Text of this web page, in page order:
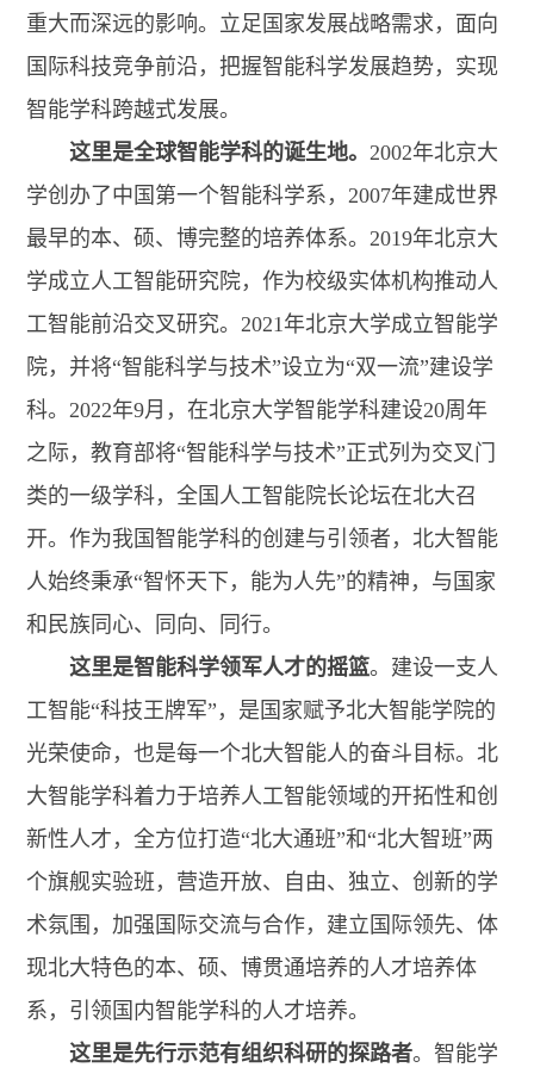
重大而深远的影响。立足国家发展战略需求，面向
国际科技竞争前沿，把握智能科学发展趋势，实现
智能学科跨越式发展。
这里是全球智能学科的诞生地。 2002年北京大
学创办了中国第一个智能科学系，2007年建成世界
最早的本、硕、博完整的培养体系。2019年北京大
学成立人工智能研究院，作为校级实体机构推动人
工智能前沿交叉研究。2021年北京大学成立智能学
院，并将“智能科学与技术”设立为“双一流”建设学
科。2022年9月，在北京大学智能学科建设20周年
之际，教育部将“智能科学与技术”正式列为交叉门
类的一级学科，全国人工智能院长论坛在北大召
开。作为我国智能学科的创建与引领者，北大智能
人始终秉承“智怀天下，能为人先”的精神，与国家
和民族同心、同向、同行。
这里是智能科学领军人才的摇篮。建设一支人
工智能“科技王牌军”，是国家赋予北大智能学院的
光荣使命，也是每一个北大智能人的奋斗目标。北
大智能学科着力于培养人工智能领域的开拓性和创
新性人才，全方位打造“北大通班”和“北大智班”两
个旗舰实验班，营造开放、自由、独立、创新的学
术氛围，加强国际交流与合作，建立国际领先、体
现北大特色的本、硕、博贯通培养的人才培养体
系，引领国内智能学科的人才培养。
这里是先行示范有组织科研的探路者。智能学